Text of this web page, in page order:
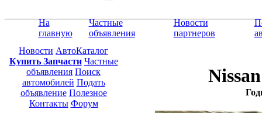
На
главную
Частные
объявления
Новости
партнеров
Новости АвтоКаталог
Купить Запчасти Частные
объявления Поиск
автомобилей Подать
объявление Полезное
Контакты Форум